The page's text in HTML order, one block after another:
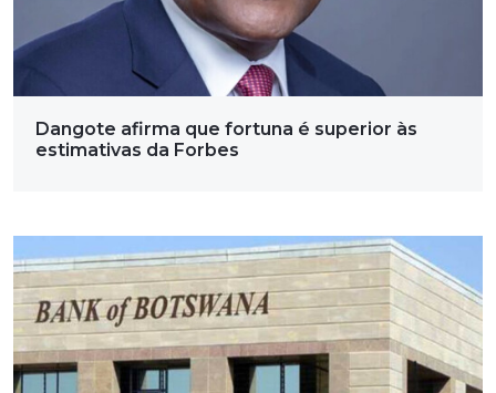
Dangote afirma que fortuna é superior às
estimativas da Forbes